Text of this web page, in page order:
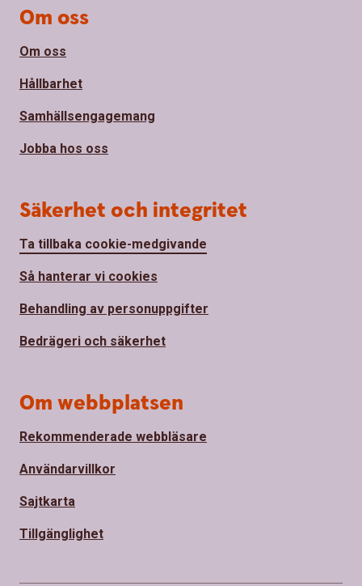
Om oss
Om oss
Hållbarhet
Samhällsengagemang
Jobba hos oss
Säkerhet och integritet
Ta tillbaka cookie-medgivande
Så hanterar vi cookies
Behandling av personuppgifter
Bedrägeri och säkerhet
Om webbplatsen
Rekommenderade webbläsare
Användarvillkor
Sajtkarta
Tillgänglighet